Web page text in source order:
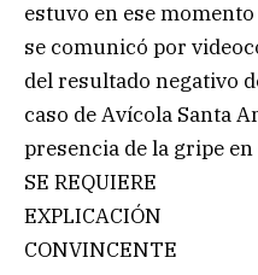
estuvo en ese
se comunicó por
del resultado negativo
caso de Avícola Santa
presencia de la gripe
SE REQUIERE
EXPLICACIÓN
CONVINCENTE